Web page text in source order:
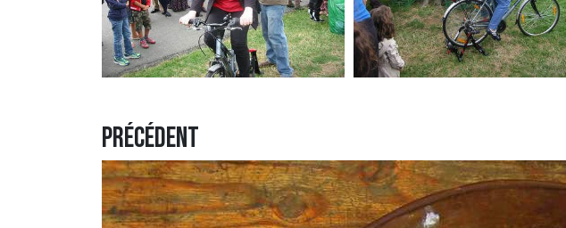
Précédent